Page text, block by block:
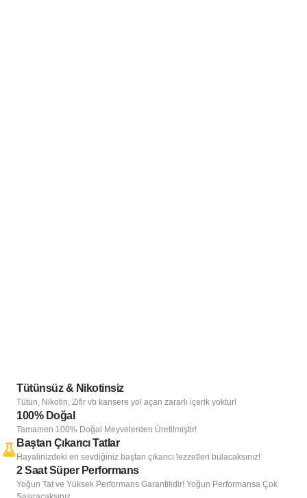
Tütünsüz & Nikotinsiz
Tütün, Nikotin, Zifir vb kansere yol açan zararlı içerik yoktur!
100% Doğal
Tamamen 100% Doğal Meyvelerden Üretilmiştir!
Baştan Çıkarıcı Tatlar
Hayalinizdeki en sevdiğiniz baştan çıkarıcı lezzetleri bulacaksınız!
2 Saat Süper Performans
Yoğun Tat ve Yüksek Performans Garantilidir! Yoğun Performansa Çok